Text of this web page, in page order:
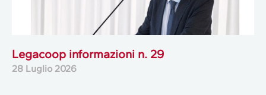
Legacoop informazioni n. 29
28 Luglio 2026